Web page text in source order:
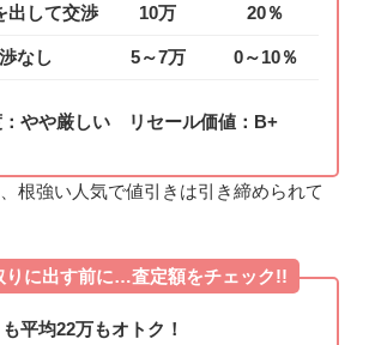
出して交渉 10万 20％
なし 5～7万 0～10％
：やや厳しい リセール価値：B+
根強い人気で値引きは引き締められて
りに出す前に…査定額をチェック!!
平均22万もオトク！